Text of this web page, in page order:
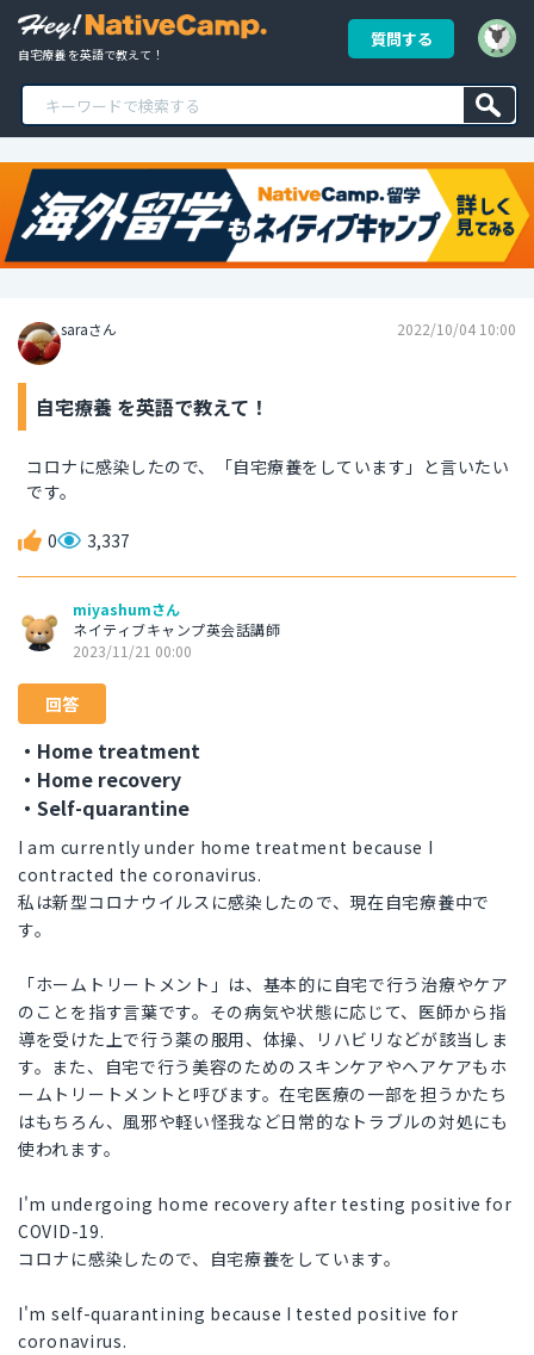
自宅療養 を英語で教えて！
質問する
saraさん 2022/10/04 10:00
自宅療養 を英語で教えて！
コロナに感染したので、「自宅療養をしています」と言いたい
です。
0 3,337
miyashumさん
ネイティブキャンプ英会話講師
2023/11/21 00:00
回答
・Home treatment
・Home recovery
・Self-quarantine
I am currently under home treatment because I
contracted the coronavirus.
私は新型コロナウイルスに感染したので、現在自宅療養中で
す。
「ホームトリートメント」は、基本的に自宅で行う治療やケア
のことを指す言葉です。その病気や状態に応じて、医師から指
導を受けた上で行う薬の服用、体操、リハビリなどが該当しま
す。また、自宅で行う美容のためのスキンケアやヘアケアもホ
ームトリートメントと呼びます。在宅医療の一部を担うかたち
はもちろん、風邪や軽い怪我など日常的なトラブルの対処にも
使われます。
I'm undergoing home recovery after testing positive for
COVID-19.
コロナに感染したので、自宅療養をしています。
I'm self-quarantining because I tested positive for
coronavirus.